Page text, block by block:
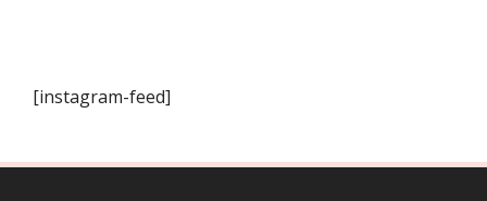
[instagram-feed]